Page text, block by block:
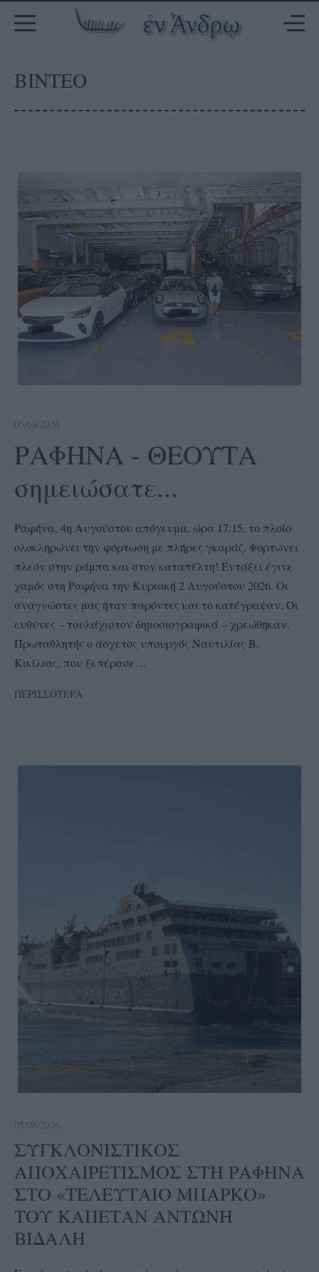
ΒΙΝΤΕΟ
05/08/2026
ΡΑΦΗΝΑ - ΘΕΟΥΤΑ
σημειώσατε...
Ραφήνα, 4η Αυγούστου απόγευμα, ώρα 17:15, το πλοίο
ολοκληρώνει την φόρτωση με πλήρες γκαράζ. Φορτώνει
πλεόν στην ράμπα και στον καταπέλτη! Εντάξει έγινε
χαμός στη Ραφήνα την Κυριακή 2 Αυγούστου 2026. Οι
αναγνώστες μας ήταν παρόντες και το κατέγραψαν. Oι
ευθύνες – τουλάχιστον δημοσιογραφικά – χρεώθηκαν.
Πρωταθλητής ο άσχετος υπουργός Ναυτιλίας Β.
Κικίλιας, που ξεπέρασε…
ΠΕΡΙΣΣΟΤΕΡΑ
05/08/2026
ΣΥΓΚΛΟΝΙΣΤΙΚΟΣ
ΑΠΟΧΑΙΡΕΤΙΣΜΟΣ ΣΤΗ ΡΑΦΗΝΑ
ΣΤΟ «ΤΕΛΕΥΤΑΙΟ ΜΠΑΡΚΟ»
ΤΟΥ ΚΑΠΕΤΑΝ ΑΝΤΩΝΗ
ΒΙΔΑΛΗ